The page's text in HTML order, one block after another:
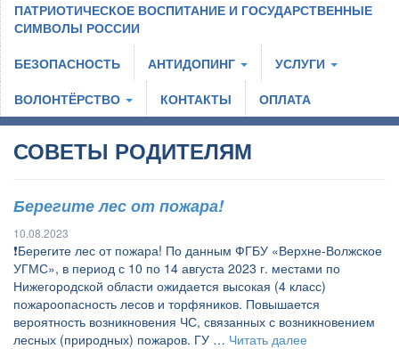
ПАТРИОТИЧЕСКОЕ ВОСПИТАНИЕ И ГОСУДАРСТВЕННЫЕ
СИМВОЛЫ РОССИИ
БЕЗОПАСНОСТЬ
АНТИДОПИНГ
УСЛУГИ
ВОЛОНТЁРСТВО
КОНТАКТЫ ОПЛАТА
СОВЕТЫ РОДИТЕЛЯМ
Берегите лес от пожара!
10.08.2023
❗Берегите лес от пожара! По данным ФГБУ «Верхне-Волжское
УГМС», в период с 10 по 14 августа 2023 г. местами по
Нижегородской области ожидается высокая (4 класс)
пожароопасность лесов и торфяников. Повышается
вероятность возникновения ЧС, связанных с возникновением
лесных (природных) пожаров. ГУ … Читать далее